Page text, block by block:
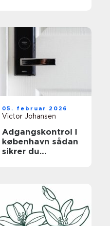
05. februar 2026
Victor Johansen
Adgangskontrol i
københavn sådan
sikrer du